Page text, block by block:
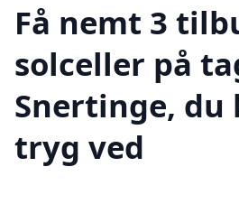
Få nemt 3
solceller på
Snertinge,
tryg ved